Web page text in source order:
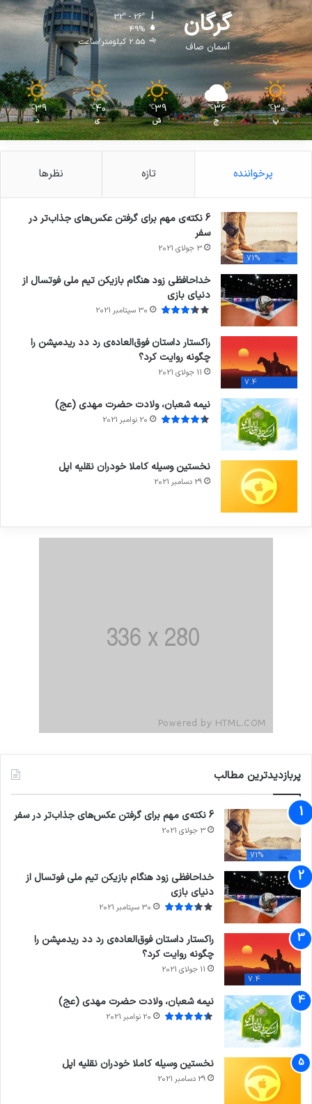
گرگان
آسمان صاف
32º - 26º
49%
2.55 کیلومتر/ساعت
30
℃
پ
36
℃
ج
39
℃
ش
40
℃
ی
39
℃
د
پرخواننده تازه نظرها
71%
6 نکته‌ی مهم برای گرفتن عکس‌های جذاب‌تر در
سفر
3 جولای 2021
خداحافظی زود هنگام بازیکن تیم ملی فوتسال از
دنیای بازی
30 سپتامبر 2021
7.4
راکستار داستان فوق‌العاده‌ی رد دد ریدمپشن را
چگونه روایت کرد؟
11 جولای 2021
نیمه شعبان، ولادت حضرت مهدی (عج)
20 نوامبر 2021
نخستین وسیله کاملا خودران نقلیه اپل
29 دسامبر 2021
پربازدیدترین مطالب
71%
6 نکته‌ی مهم برای گرفتن عکس‌های جذاب‌تر در سفر
3 جولای 2021
خداحافظی زود هنگام بازیکن تیم ملی فوتسال از
دنیای بازی
30 سپتامبر 2021
7.4
راکستار داستان فوق‌العاده‌ی رد دد ریدمپشن را
چگونه روایت کرد؟
11 جولای 2021
نیمه شعبان، ولادت حضرت مهدی (عج)
20 نوامبر 2021
نخستین وسیله کاملا خودران نقلیه اپل
29 دسامبر 2021